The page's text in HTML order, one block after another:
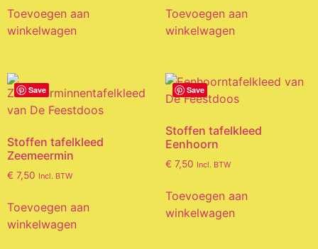
Toevoegen aan
winkelwagen
Toevoegen aan
winkelwagen
Save
Stoffen tafelkleed
Zeemeermin
€ 7,50 Incl. BTW
Toevoegen aan
winkelwagen
Save
Stoffen tafelkleed
Eenhoorn
€ 7,50 Incl. BTW
Toevoegen aan
winkelwagen